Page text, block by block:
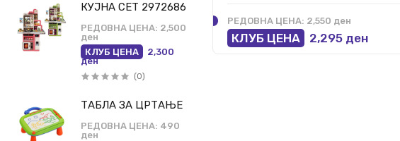
КУЈНА СЕТ 2972686
РЕДОВНА ЦЕНА: 2,500
ден
КЛУБ ЦЕНА
2,300
ден
(0)
ТАБЛА ЗА ЦРТАЊЕ
РЕДОВНА ЦЕНА: 490
ден
РЕДОВНА ЦЕНА: 2,550 ден
КЛУБ ЦЕНА 2,295 ден